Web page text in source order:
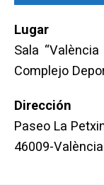
Lugar
Sala
Complejo
Dirección
Paseo La
46009-València